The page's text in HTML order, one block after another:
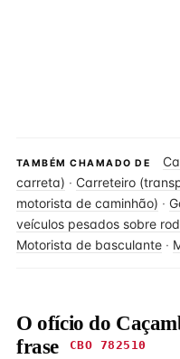
TAMBÉM CHAMADO DE
carreta) · Carreteiro
motorista de caminhão) ·
veículos pesados sobre
Motorista de basculante ·
O ofício do
frase
CBO 782510